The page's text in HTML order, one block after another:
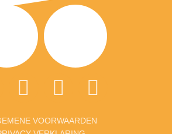
VOORWAARDEN